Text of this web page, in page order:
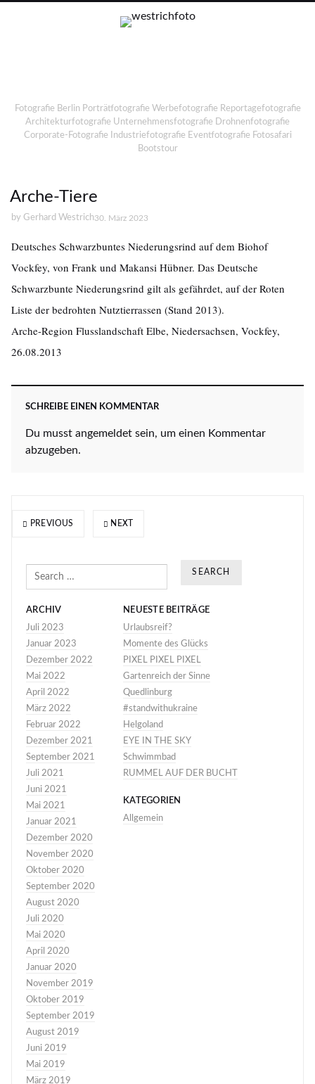
Fotografie Berlin Porträtfotografie Werbefotografie Reportagefotografie
Architekturfotografie Unternehmensfotografie Drohnenfotografie
Corporate-Fotografie Industriefotografie Eventfotografie Fotosafari
Bootstour
Arche-Tiere
by Gerhard Westrich30. März 2023
Deutsches Schwarzbuntes Niederungsrind auf dem Biohof
Vockfey, von Frank und Makansi Hübner. Das Deutsche
Schwarzbunte Niederungsrind gilt als gefährdet, auf der Roten
Liste der bedrohten Nutztierrassen (Stand 2013).
Arche-Region Flusslandschaft Elbe, Niedersachsen, Vockfey,
26.08.2013
SCHREIBE EINEN KOMMENTAR
Du musst angemeldet sein, um einen Kommentar
abzugeben.
PREVIOUS NEXT
Search
ARCHIV
Juli 2023
Januar 2023
Dezember 2022
Mai 2022
April 2022
März 2022
Februar 2022
Dezember 2021
September 2021
Juli 2021
Juni 2021
Mai 2021
Januar 2021
Dezember 2020
November 2020
Oktober 2020
September 2020
August 2020
Juli 2020
Mai 2020
April 2020
Januar 2020
November 2019
Oktober 2019
September 2019
August 2019
Juni 2019
Mai 2019
März 2019
NEUESTE BEITRÄGE
Urlaubsreif?
Momente des Glücks
PIXEL PIXEL PIXEL
Gartenreich der Sinne
Quedlinburg
#standwithukraine
Helgoland
EYE IN THE SKY
Schwimmbad
RUMMEL AUF DER BUCHT
KATEGORIEN
Allgemein